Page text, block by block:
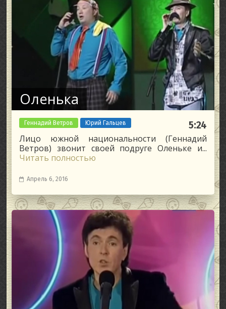
Оленька
Геннадий Ветров Юрий Гальцев 5:24
Лицо южной национальности (Геннадий
Ветров) звонит своей подруге Оленьке и...
Читать полностью
Апрель 6, 2016